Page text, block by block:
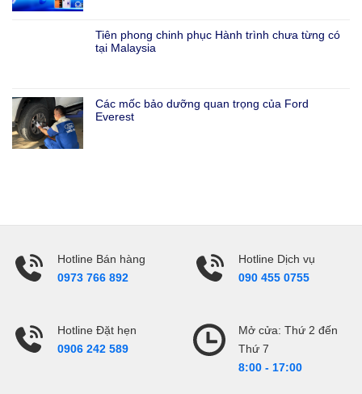
Tiên phong chinh phục Hành trình chưa từng có
tại Malaysia
Các mốc bảo dưỡng quan trọng của Ford
Everest
Hotline Bán hàng
0973 766 892
Hotline Dịch vụ
090 455 0755
Hotline Đặt hẹn
0906 242 589
Mở cửa: Thứ 2 đến
Thứ 7
8:00 - 17:00